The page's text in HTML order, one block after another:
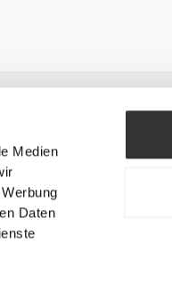
Medien
Daten